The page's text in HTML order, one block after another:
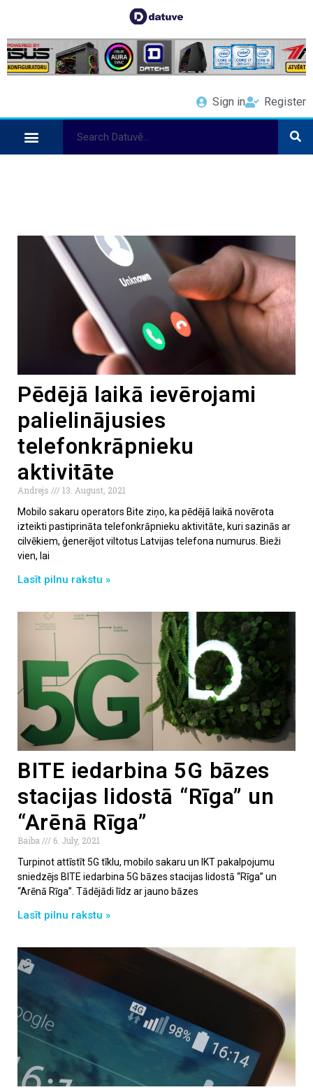
Sign in Register
Pēdējā laikā ievērojami
palielinājusies
telefonkrāpnieku
aktivitāte
Andrejs
13. August, 2021
Mobilo sakaru operators Bite ziņo, ka pēdējā laikā novērota
izteikti pastiprināta telefonkrāpnieku aktivitāte, kuri sazinās ar
cilvēkiem, ģenerējot viltotus Latvijas telefona numurus. Bieži
vien, lai
Lasīt pilnu rakstu »
BITE iedarbina 5G bāzes
stacijas lidostā “Rīga” un
“Arēnā Rīga”
Baiba
6. July, 2021
Turpinot attīstīt 5G tīklu, mobilo sakaru un IKT pakalpojumu
sniedzējs BITE iedarbina 5G bāzes stacijas lidostā “Rīga” un
“Arēnā Rīga”. Tādējādi līdz ar jauno bāzes
Lasīt pilnu rakstu »